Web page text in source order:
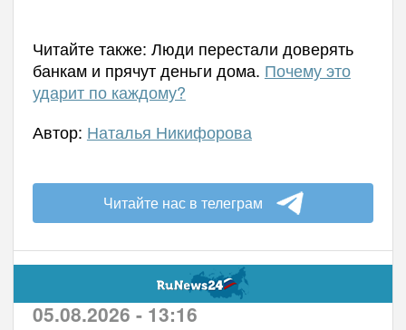
Читайте также: Люди перестали доверять
банкам и прячут деньги дома. Почему это
ударит по каждому?
Автор: Наталья Никифорова
Читайте нас в телеграм
05.08.2026 - 13:16